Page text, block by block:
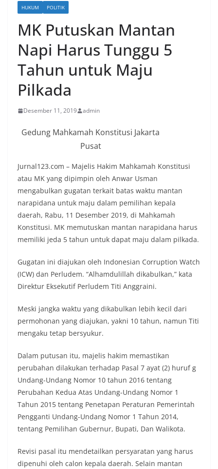
HUKUM POLITIK
MK Putuskan Mantan
Napi Harus Tunggu 5
Tahun untuk Maju
Pilkada
Desember 11, 2019 admin
Gedung Mahkamah Konstitusi Jakarta
Pusat
Jurnal123.com – Majelis Hakim Mahkamah Konstitusi
atau MK yang dipimpin oleh Anwar Usman
mengabulkan gugatan terkait batas waktu mantan
narapidana untuk maju dalam pemilihan kepala
daerah, Rabu, 11 Desember 2019, di Mahkamah
Konstitusi. MK memutuskan mantan narapidana harus
memiliki jeda 5 tahun untuk dapat maju dalam pilkada.
Gugatan ini diajukan oleh Indonesian Corruption Watch
(ICW) dan Perludem. “Alhamdulillah dikabulkan,” kata
Direktur Eksekutif Perludem Titi Anggraini.
Meski jangka waktu yang dikabulkan lebih kecil dari
permohonan yang diajukan, yakni 10 tahun, namun Titi
mengaku tetap bersyukur.
Dalam putusan itu, majelis hakim memastikan
perubahan dilakukan terhadap Pasal 7 ayat (2) huruf g
Undang-Undang Nomor 10 tahun 2016 tentang
Perubahan Kedua Atas Undang-Undang Nomor 1
Tahun 2015 tentang Penetapan Peraturan Pemerintah
Pengganti Undang-Undang Nomor 1 Tahun 2014,
tentang Pemilihan Gubernur, Bupati, Dan Walikota.
Revisi pasal itu mendetailkan persyaratan yang harus
dipenuhi oleh calon kepala daerah. Selain mantan